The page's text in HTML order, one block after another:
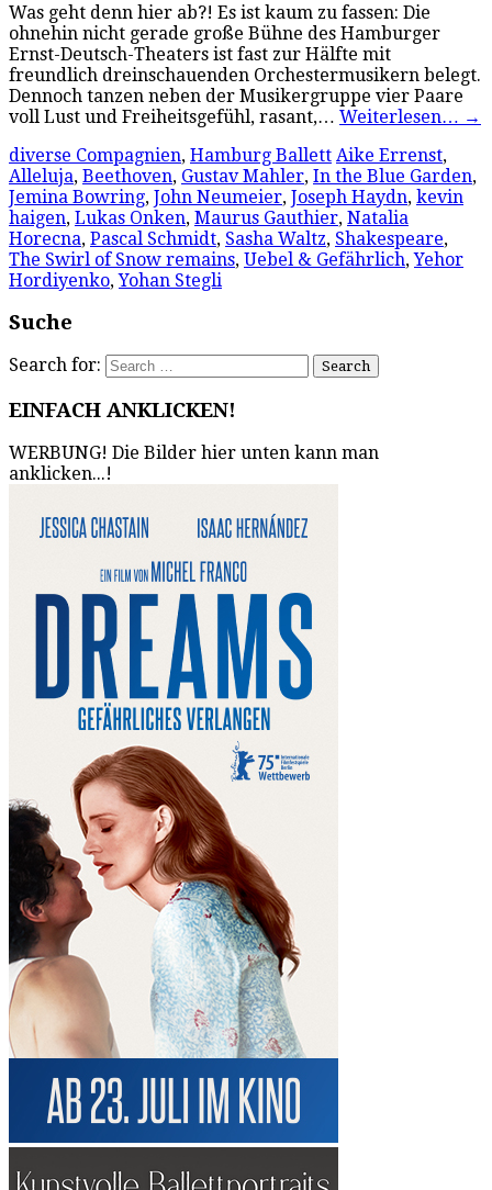
Was geht denn hier ab?! Es ist kaum zu fassen: Die
ohnehin nicht gerade große Bühne des Hamburger
Ernst-Deutsch-Theaters ist fast zur Hälfte mit
freundlich dreinschauenden Orchestermusikern belegt.
Dennoch tanzen neben der Musikergruppe vier Paare
voll Lust und Freiheitsgefühl, rasant,… Weiterlesen… →
diverse Compagnien, Hamburg Ballett Aike Errenst,
Alleluja, Beethoven, Gustav Mahler, In the Blue Garden,
Jemina Bowring, John Neumeier, Joseph Haydn, kevin
haigen, Lukas Onken, Maurus Gauthier, Natalia
Horecna, Pascal Schmidt, Sasha Waltz, Shakespeare,
The Swirl of Snow remains, Uebel & Gefährlich,Yehor
Hordiyenko,Yohan Stegli
Suche
Search for:
EINFACH ANKLICKEN!
WERBUNG! Die Bilder hier unten kann man
anklicken...!